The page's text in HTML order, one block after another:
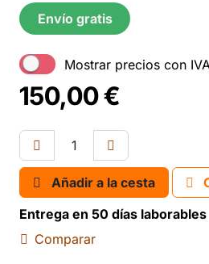
Envío gratis
Mostrar precios con
150,00€
Añadir a la cesta
Entrega en 50 días laborables
Comparar